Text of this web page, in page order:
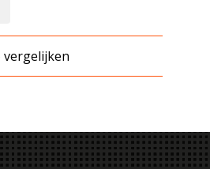
vergelijken